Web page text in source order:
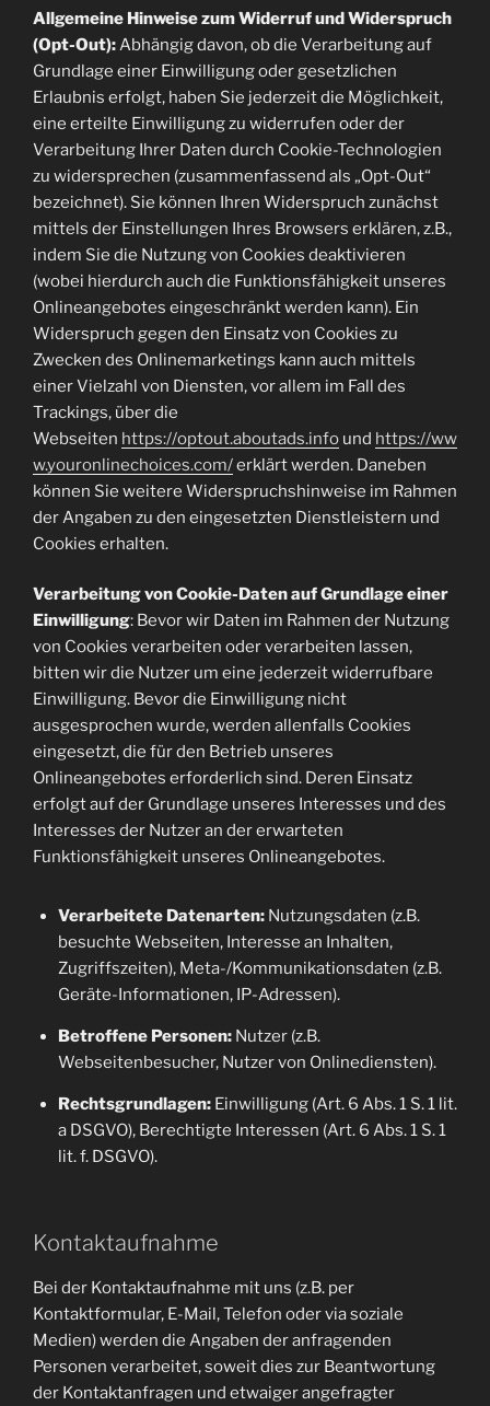
Allgemeine Hinweise zum Widerruf und Widerspruch
(Opt-Out): Abhängig davon, ob die Verarbeitung auf
Grundlage einer Einwilligung oder gesetzlichen
Erlaubnis erfolgt, haben Sie jederzeit die Möglichkeit,
eine erteilte Einwilligung zu widerrufen oder der
Verarbeitung Ihrer Daten durch Cookie-Technologien
zu widersprechen (zusammenfassend als „Opt-Out“
bezeichnet). Sie können Ihren Widerspruch zunächst
mittels der Einstellungen Ihres Browsers erklären, z.B.,
indem Sie die Nutzung von Cookies deaktivieren
(wobei hierdurch auch die Funktionsfähigkeit unseres
Onlineangebotes eingeschränkt werden kann). Ein
Widerspruch gegen den Einsatz von Cookies zu
Zwecken des Onlinemarketings kann auch mittels
einer Vielzahl von Diensten, vor allem im Fall des
Trackings, über die
Webseiten https://optout.aboutads.info und https://ww
w.youronlinechoices.com/erklärt werden. Daneben
können Sie weitere Widerspruchshinweise im Rahmen
der Angaben zu den eingesetzten Dienstleistern und
Cookies erhalten.
Verarbeitung von Cookie-Daten auf Grundlage einer
Einwilligung: Bevor wir Daten im Rahmen der Nutzung
von Cookies verarbeiten oder verarbeiten lassen,
bitten wir die Nutzer um eine jederzeit widerrufbare
Einwilligung. Bevor die Einwilligung nicht
ausgesprochen wurde, werden allenfalls Cookies
eingesetzt, die für den Betrieb unseres
Onlineangebotes erforderlich sind. Deren Einsatz
erfolgt auf der Grundlage unseres Interesses und des
Interesses der Nutzer an der erwarteten
Funktionsfähigkeit unseres Onlineangebotes.
Verarbeitete Datenarten:Nutzungsdaten (z.B.
besuchte Webseiten, Interesse an Inhalten,
Zugriffszeiten), Meta-/Kommunikationsdaten (z.B.
Geräte-Informationen, IP-Adressen).
Betroffene Personen:Nutzer (z.B.
Webseitenbesucher, Nutzer von Onlinediensten).
Rechtsgrundlagen:Einwilligung (Art. 6 Abs. 1 S. 1 lit.
a DSGVO), Berechtigte Interessen (Art. 6 Abs. 1 S. 1
lit. f. DSGVO).
Kontaktaufnahme
Bei der Kontaktaufnahme mit uns (z.B. per
Kontaktformular, E-Mail, Telefon oder via soziale
Medien) werden die Angaben der anfragenden
Personen verarbeitet, soweit dies zur Beantwortung
der Kontaktanfragen und etwaiger angefragter